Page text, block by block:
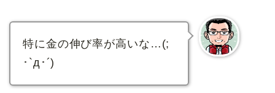
特に金の伸び率が高いな…(;
･`д･´)